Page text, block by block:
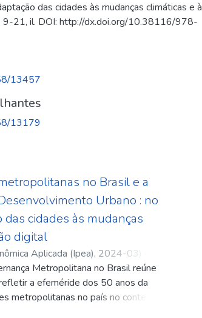
das cidades às mudanças climáticas e à
9-21, il. DOI: http://dx.doi.org/10.38116/978-
13457
13179
no Brasil e a
Urbano : no
das cidades às mudanças
digital
Aplicada (Ipea), 2024-03
Metropolitana no Brasil reúne
a efeméride dos 50 anos da
metropolitanas no país no contexto
de Desenvolvimento Urbano,